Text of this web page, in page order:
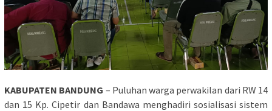
KABUPATEN BANDUNG – Puluhan warga perwakilan dari RW 14
dan 15 Kp. Cipetir dan Bandawa menghadiri sosialisasi sistem